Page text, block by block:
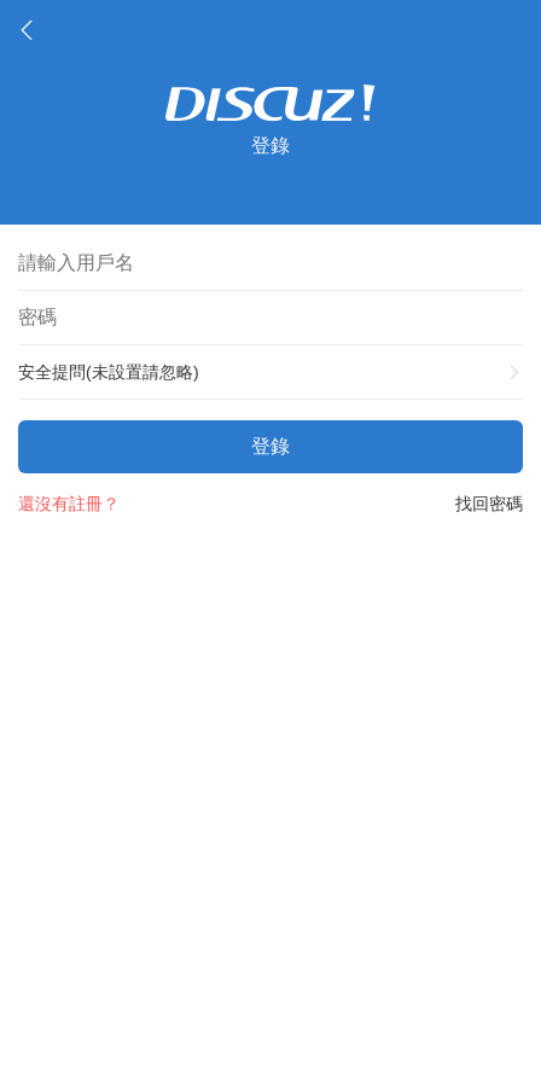
登錄
安全提問(未設置請忽略)
登錄
找回密碼
還沒有註冊？